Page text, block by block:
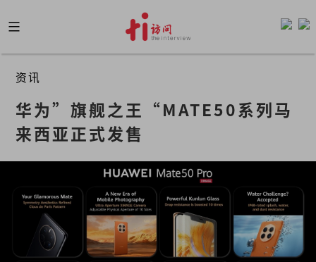
to
content
资讯
华为”旗舰之王“MATE50系列马
来西亚正式发售